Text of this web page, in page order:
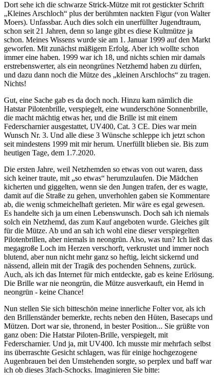
Dort sehe ich die schwarze Strick-Mütze mit rot gestickter Schrift
„Kleines Arschloch“ plus der berühmten nackten Figur (von Walter
Moers). Unfassbar. Auch dies solch ein unerfüllter Jugendtraum,
schon seit 21 Jahren, denn so lange gibt es diese Kultmütze ja
schon. Meines Wissens wurde sie am 1. Januar 1999 auf den Markt
geworfen. Mit zunächst mäßigem Erfolg. Aber ich wollte schon
immer eine haben. 1999 war ich 18, und nichts schien mir damals
erstrebenswerter, als ein neongrünes Netzhemd haben zu dürfen,
und dazu dann noch die Mütze des „kleinen Arschlochs“ zu tragen.
Nichts!
Gut, eine Sache gab es da doch noch. Hinzu kam nämlich die
Hatstar Pilotenbrille, verspiegelt, eine wunderschöne Sonnenbrille,
die macht mächtig etwas her, und die Brille ist mit einem
Federscharnier ausgestattet, UV400, Cat. 3 CE. Dies war mein
Wunsch Nr. 3. Und alle diese 3 Wünsche schleppe ich jetzt schon
seit mindestens 1999 mit mir herum. Unerfüllt blieben sie. Bis zum
heutigen Tage, dem 1.7.2020.
Die ersten Jahre, weil Netzhemden so etwas von out waren, dass
sich keiner traute, mit „so etwas“ herumzulaufen. Die Mädchen
kicherten und giggelten, wenn sie den Jungen trafen, der es wagte,
damit auf die Straße zu gehen, unverhohlen gaben sie Kommentare
ab, die wenig schmeichelhaft gerieten. Mir wäre es egal gewesen.
Es handelte sich ja um einen Lebenswunsch. Doch sah ich niemals
solch ein Netzhemd, das zum Kauf angeboten wurde. Gleiches gilt
für die Mütze. Ab und an sah ich wohl eine dieser verspiegelten
Pilotenbrillen, aber niemals in neongrün. Also, was tun? Ich ließ das
megagroße Loch im Herzen verschorft, verkrustet und immer noch
blutend, aber nun nicht mehr ganz so heftig, leicht sickernd und
nässend, allein mit der Tragik des pochenden Sehnens, zurück.
Auch, als ich das Internet für mich entdeckte, gab es keine Erlösung.
Die Brille war nie neongrün, die Mütze ausverkauft, ein Hemd in
neongrün - keine Chance!
Nun stellen Sie sich bitteschön meine innerliche Folter vor, als ich
den Brillenständer bemerkte, rechts neben den Hüten, Basecaps und
Mützen. Dort war sie, thronend, in bester Position... Sie grüßte von
ganz oben: Die Hatstar Piloten-Brille, verspiegelt, mit
Federscharnier. Und ja, mit UV400. Ich musste mir mehrfach selbst
ins überraschte Gesicht schlagen, was für einige hochgezogene
Augenbrauen bei den Umstehenden sorgte, so perplex und baff war
ich ob dieses 3fach-Schocks. Imaginieren Sie bitte: